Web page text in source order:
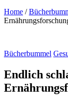
Home /
Bücherbummel
Endlich